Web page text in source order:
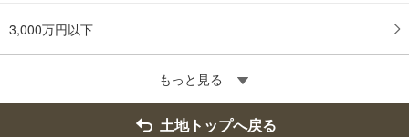
3,000万円以下
もっと見る
土地トップへ戻る